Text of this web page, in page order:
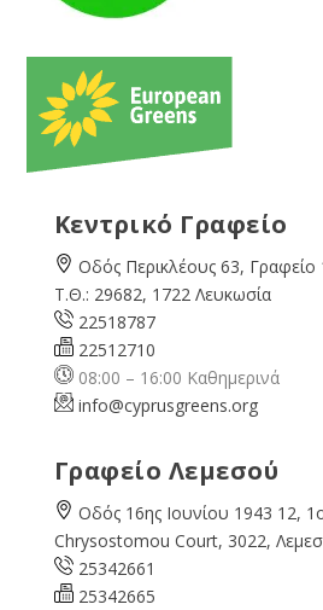
Κεντρικό Γραφείο
Οδός Περικλέους 63,
Τ.Θ.: 29682, 1722 Λευκωσία
22518787
22512710
08:00 – 16:00 Καθημερινά
info@cyprusgreens.org
Γραφείο Λεμεσού
Οδός 16ης Ιουνίου 1943 12,
Chrysostomou Court, 3022,
25342661
25342665